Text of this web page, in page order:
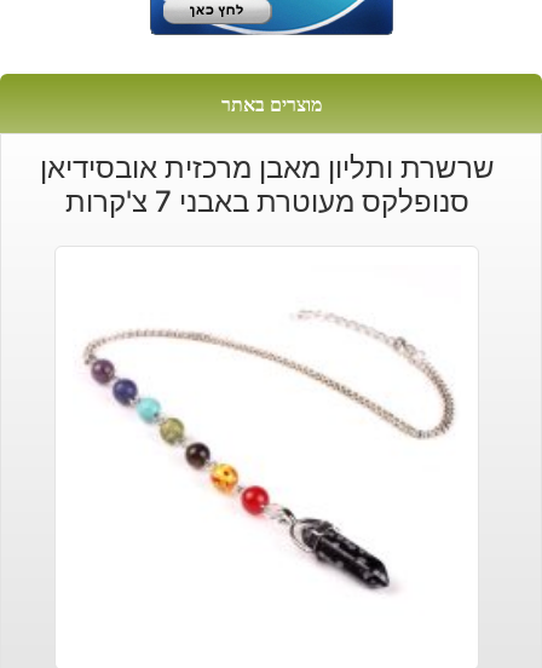
מוצרים באתר
שרשרת ותליון מאבן מרכזית אובסידיאן
סנופלקס מעוטרת באבני 7 צ'קרות